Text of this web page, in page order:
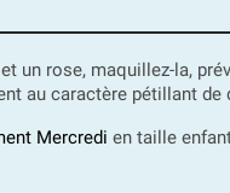
un rose, maquillez-la,
au caractère pétillant de
Mercredi en taille